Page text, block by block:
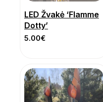
LED Žvakė ‘Flamme
Dotty’
5.00€